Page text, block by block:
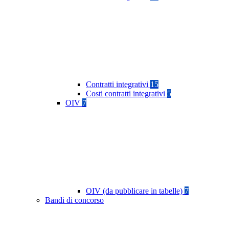
Contratti integrativi 15
Costi contratti integrativi 5
OIV 7
OIV (da pubblicare in tabelle) 7
Bandi di concorso